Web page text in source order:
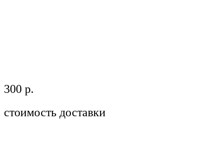
300 р.
стоимость доставки